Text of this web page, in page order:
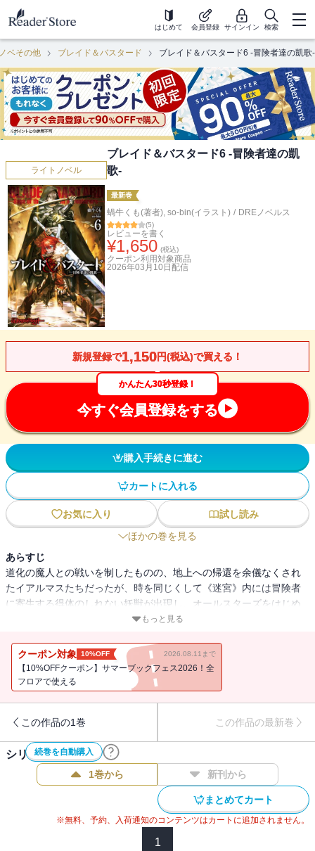
はじめて 会員登録 サインイン 検索
ベその他 ブレイド＆バスタード ブレイド＆バスタード6 -冒険者達の凱歌-
ライトノベル
ブレイド＆バスタード6 -冒険者達の凱
歌-
最新巻
蝸牛くも(著者), so-bin(イラスト) / DREノベルス
(5)
レビューを書く
¥1,650 (税込)
クーポン利用対象商品
2026年03月10日 配信
新規登録で1,150円(税込)で買える！
かんたん30秒登録！
今すぐ会員登録をする
購入手続きに進む
カートに入れる
お気に入り
試し読み
ほかの巻を見る
あらすじ
道化の魔人との戦いを制したものの、地上への帰還を余儀なくされ
たイアルマスたちだったが、時を同じくして《迷宮》内には冒険者
に寄生する得体のしれない妖獣が出現し、オールスターズをはじめ
とした手練れの冒険者たちさえ壊滅もしくは未帰還という危機的な
の打開を託されたイアルマスは万全の態勢を整え、再び冒険へと挑
む。「では確かめに参りましょう！ あなたの価値を、地下迷宮の
奥底まで！」目指すは、妖獣の発生源であろう迷宮最深部。前人未
もっと見る
クーポン対象 10%OFF 2026.08.11まで
【10%OFFクーポン】サマーブックフェス2026！全
フロアで使える
この作品の1巻 この作品の最新巻
続巻を自動購入
シリーズ作品(6件)
1巻から 新刊から
まとめてカート
※無料、予約、入荷通知のコンテンツはカートに追加されません。
1